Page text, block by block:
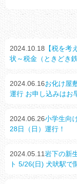
2024.10.18 【税を
状～税金（ときどき
2024.06.16お化け屋
運行 お申し込みはお
2024.06.26小学生向
28日（日）運行！
2024.05.11岩下の新
ト 5/26(日) 犬吠駅で